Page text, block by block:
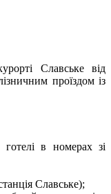
Славське від
проїздом із
в номерах зі
Славське);